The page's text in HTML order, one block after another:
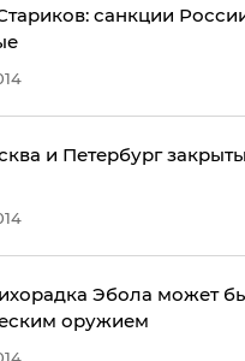
санкции
и Петербург
Эбола может
оружием